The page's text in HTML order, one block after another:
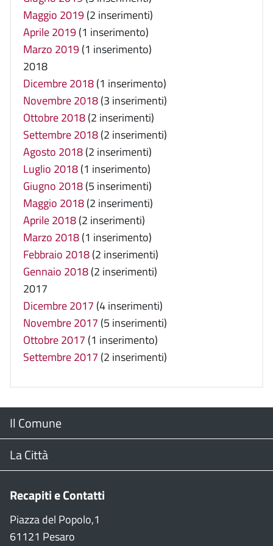
Maggio 2019(2 inserimenti)
Aprile 2019(1 inserimento)
Marzo 2019(1 inserimento)
2018
Dicembre 2018(1 inserimento)
Novembre 2018(3 inserimenti)
Ottobre 2018(2 inserimenti)
Settembre 2018(2 inserimenti)
Agosto 2018(2 inserimenti)
Luglio 2018(1 inserimento)
Giugno 2018(5 inserimenti)
Maggio 2018(2 inserimenti)
Aprile 2018(2 inserimenti)
Marzo 2018(1 inserimento)
Febbraio 2018(2 inserimenti)
Gennaio 2018(2 inserimenti)
2017
Dicembre 2017 (4 inserimenti)
Novembre 2017 (5 inserimenti)
Ottobre 2017 (1 inserimento)
Settembre 2017 (2 inserimenti)
Menu
Footer
Il Comune
Il Sindaco
Consiglio Comunale
La Città
Stradario
Recapiti e Contatti
Piazza del Popolo,1
61121 Pesaro